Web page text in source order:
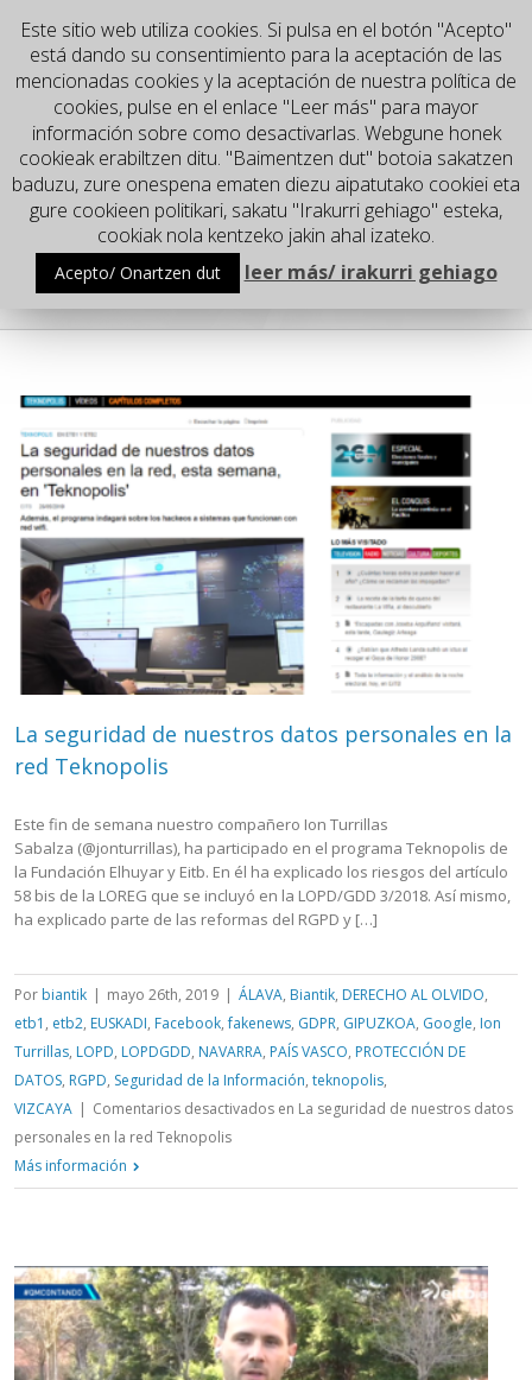
Go to...
etb2
La seguridad de nuestros datos personales en la
red Teknopolis
Este fin de semana nuestro compañero Ion Turrillas
Sabalza (@jonturrillas), ha participado en el programa Teknopolis de
la Fundación Elhuyar y Eitb. En él ha explicado los riesgos del artículo
58 bis de la LOREG que se incluyó en la LOPD/GDD 3/2018. Así mismo,
ha explicado parte de las reformas del RGPD y […]
Por biantik | mayo 26th, 2019 | ÁLAVA, Biantik, DERECHO AL OLVIDO,
etb1 , etb2, EUSKADI, Facebook,fakenews, GDPR, GIPUZKOA, Google, Ion
Turrillas, LOPD, LOPDGDD, NAVARRA, PAÍS VASCO, PROTECCIÓN DE
DATOS, RGPD, Seguridad de la Información, teknopolis,
VIZCAYA | Comentarios desactivados en La seguridad de nuestros datos
personales en la red Teknopolis
Más información
Este sitio web utiliza cookies. Si pulsa en el botón "Acepto"
está dando su consentimiento para la aceptación de las
mencionadas cookies y la aceptación de nuestra política de
cookies, pulse en el enlace "Leer más" para mayor
información sobre como desactivarlas. Webgune honek
cookieak erabiltzen ditu. "Baimentzen dut" botoia sakatzen
baduzu, zure onespena ematen diezu aipatutako cookiei eta
gure cookieen politikari, sakatu "Irakurri gehiago" esteka,
cookiak nola kentzeko jakin ahal izateko.
Acepto/ Onartzen dut leer más/ irakurri gehiago